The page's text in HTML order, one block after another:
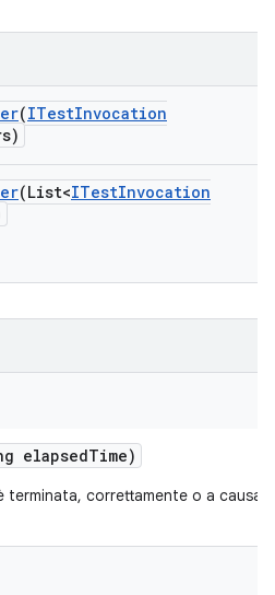
(ITestInvocation
(List<ITestInvocation
elapsedTime)
terminata, correttamente o a causa